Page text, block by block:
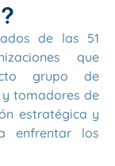
de las 51
que
grupo de
tomadores de
estratégica y
enfrentar los